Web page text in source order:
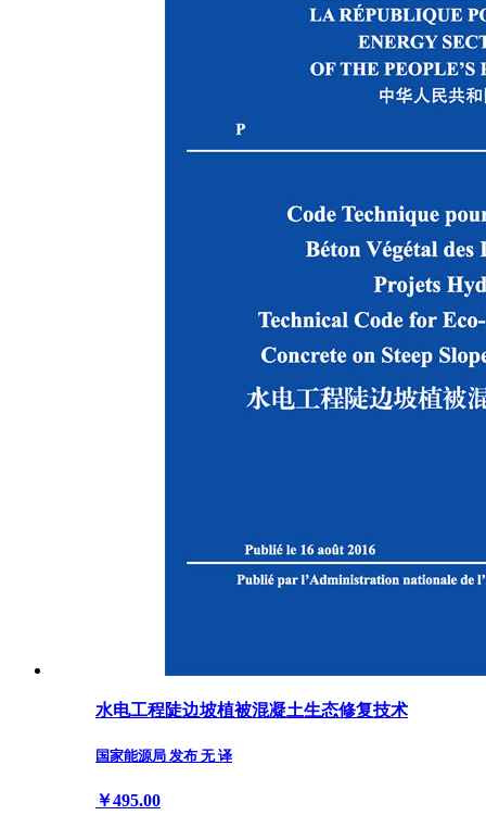
水电工程陡边坡植被混凝土生态修复技术
国家能源局 发布 无 译
￥495.00